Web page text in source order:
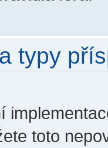
typy
toto